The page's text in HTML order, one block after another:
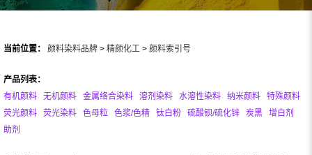
当前位置： 颜料染料品牌 > 精颜化工 > 颜料索引号
产品列表：
有机颜料
无机颜料 金属络合染料 溶剂染料 水溶性染料 纳米颜料
特殊颜料
荧光颜料
荧光染料 色母粒 色浆/色精 钛白粉 硫酸钡/硫化锌 炭黑
增白剂
助剂